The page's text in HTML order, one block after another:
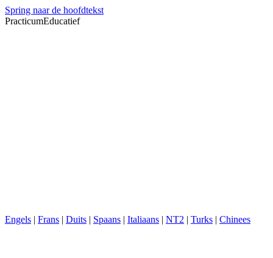
Spring naar de hoofdtekst
PracticumEducatief
Engels | Frans | Duits | Spaans | Italiaans | NT2 | Turks | Chinees